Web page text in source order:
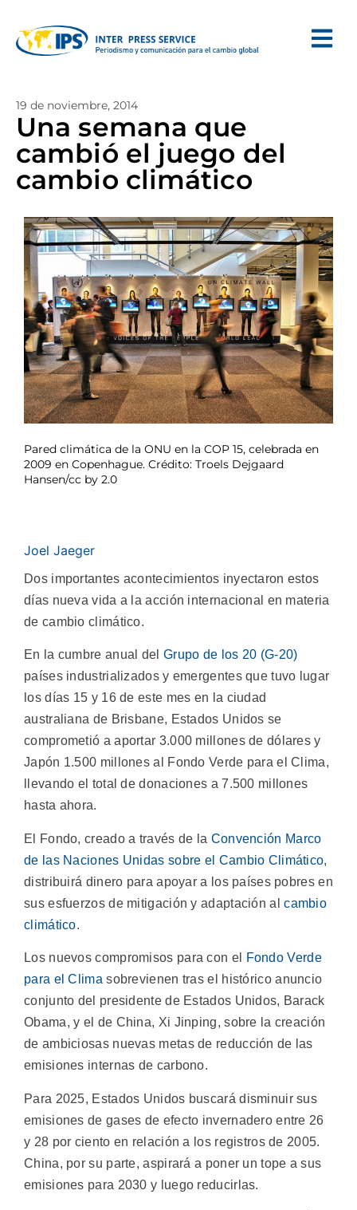
19 de noviembre, 2014
Una semana que
cambió el juego del
cambio climático
Pared climática de la ONU en la COP 15, celebrada en
2009 en Copenhague. Crédito: Troels Dejgaard
Hansen/cc by 2.0
Joel Jaeger
Dos importantes acontecimientos inyectaron estos
días nueva vida a la acción internacional en materia
de cambio climático.
En la cumbre anual del Grupo de los 20 (G-20)
países industrializados y emergentes que tuvo lugar
los días 15 y 16 de este mes en la ciudad
australiana de Brisbane, Estados Unidos se
comprometió a aportar 3.000 millones de dólares y
Japón 1.500 millones al Fondo Verde para el Clima,
llevando el total de donaciones a 7.500 millones
hasta ahora.
El Fondo, creado a través de la Convención Marco
de las Naciones Unidas sobre el Cambio Climático,
distribuirá dinero para apoyar a los países pobres en
sus esfuerzos de mitigación y adaptación alcambio
climático.
Los nuevos compromisos para con el
Fondo Verde
para el Clima sobrevienen tras el histórico anuncio
conjunto del presidente de Estados Unidos, Barack
Obama, y el de China, Xi Jinping, sobre la creación
de ambiciosas nuevas metas de reducción de las
emisiones internas de carbono.
Para 2025, Estados Unidos buscará disminuir sus
emisiones de gases de efecto invernadero entre 26
y 28 por ciento en relación a los registros de 2005.
China, por su parte, aspirará a poner un tope a sus
emisiones para 2030 y luego reducirlas.